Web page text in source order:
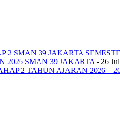
SMAN 39 JAKARTA
2026 SMAN 39 JAKARTA - 26
2 TAHUN AJARAN 2026 –